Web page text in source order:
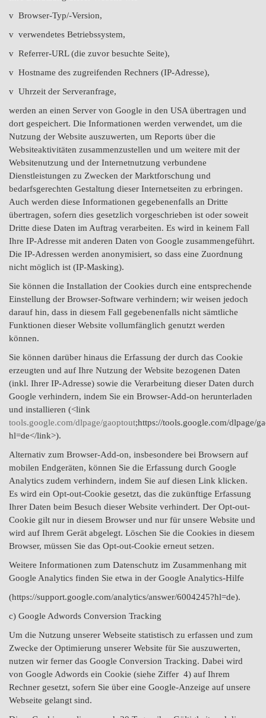
v Browser-Typ/-Version,
v verwendetes Betriebssystem,
v Referrer-URL (die zuvor besuchte Seite),
v Hostname des zugreifenden Rechners (IP-Adresse),
v Uhrzeit der Serveranfrage,
werden an einen Server von Google in den USA übertragen und
dort gespeichert. Die Informationen werden verwendet, um die
Nutzung der Website auszuwerten, um Reports über die
Websiteaktivitäten zusammenzustellen und um weitere mit der
Websitenutzung und der Internetnutzung verbundene
Dienstleistungen zu Zwecken der Marktforschung und
bedarfsgerechten Gestaltung dieser Internetseiten zu erbringen.
Auch werden diese Informationen gegebenenfalls an Dritte
übertragen, sofern dies gesetzlich vorgeschrieben ist oder soweit
Dritte diese Daten im Auftrag verarbeiten. Es wird in keinem Fall
Ihre IP-Adresse mit anderen Daten von Google zusammengeführt.
Die IP-Adressen werden anonymisiert, so dass eine Zuordnung
nicht möglich ist (IP-Masking).
Sie können die Installation der Cookies durch eine entsprechende
Einstellung der Browser-Software verhindern; wir weisen jedoch
darauf hin, dass in diesem Fall gegebenenfalls nicht sämtliche
Funktionen dieser Website vollumfänglich genutzt werden
können.
Sie können darüber hinaus die Erfassung der durch das Cookie
erzeugten und auf Ihre Nutzung der Website bezogenen Daten
(inkl. Ihrer IP-Adresse) sowie die Verarbeitung dieser Daten durch
Google verhindern, indem Sie ein Browser-Add-on herunterladen
und installieren (<link
tools.google.com/dlpage/gaoptout;https://tools.google.com/dlpage/
hl=de</link>).
Alternativ zum Browser-Add-on, insbesondere bei Browsern auf
mobilen Endgeräten, können Sie die Erfassung durch Google
Analytics zudem verhindern, indem Sie auf diesen Link klicken.
Es wird ein Opt-out-Cookie gesetzt, das die zukünftige Erfassung
Ihrer Daten beim Besuch dieser Website verhindert. Der Opt-out-
Cookie gilt nur in diesem Browser und nur für unsere Website und
wird auf Ihrem Gerät abgelegt. Löschen Sie die Cookies in diesem
Browser, müssen Sie das Opt-out-Cookie erneut setzen.
Weitere Informationen zum Datenschutz im Zusammenhang mit
Google Analytics finden Sie etwa in der Google Analytics-Hilfe
(https://support.google.com/analytics/answer/6004245?hl=de).
c) Google Adwords Conversion Tracking
Um die Nutzung unserer Webseite statistisch zu erfassen und zum
Zwecke der Optimierung unserer Website für Sie auszuwerten,
nutzen wir ferner das Google Conversion Tracking. Dabei wird
von Google Adwords ein Cookie (siehe Ziffer 4) auf Ihrem
Rechner gesetzt, sofern Sie über eine Google-Anzeige auf unsere
Webseite gelangt sind.